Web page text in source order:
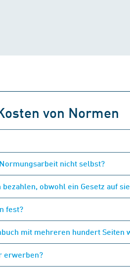
von Normen
nicht selbst?
obwohl ein Gesetz auf
fest?
mit mehreren hundert
erwerben?